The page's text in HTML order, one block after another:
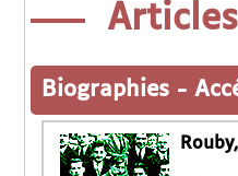
Articles
Biographies -